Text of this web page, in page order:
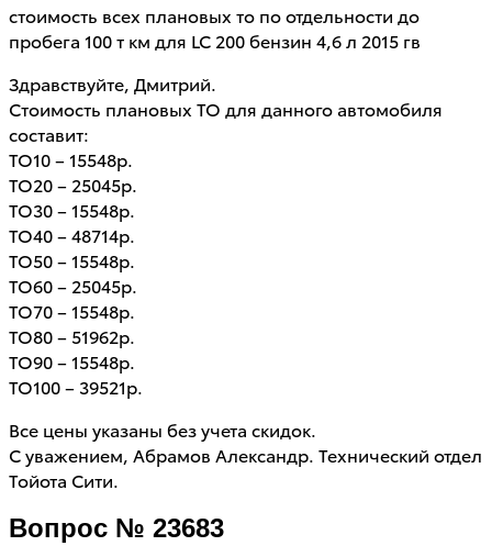
стоимость всех плановых то по отдельности до
пробега 100 т км для LC 200 бензин 4,6 л 2015 гв
Здравствуйте, Дмитрий.
Стоимость плановых ТО для данного автомобиля
составит:
ТО10 – 15548р.
ТО20 – 25045р.
ТО30 – 15548р.
ТО40 – 48714р.
ТО50 – 15548р.
ТО60 – 25045р.
ТО70 – 15548р.
ТО80 – 51962р.
ТО90 – 15548р.
ТО100 – 39521р.
Все цены указаны без учета скидок.
С уважением, Абрамов Александр. Технический отдел
Тойота Сити.
Вопрос № 23683